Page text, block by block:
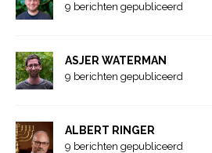
9 berichten gepubliceerd
ASJER WATERMAN
9 berichten gepubliceerd
ALBERT RINGER
9 berichten gepubliceerd